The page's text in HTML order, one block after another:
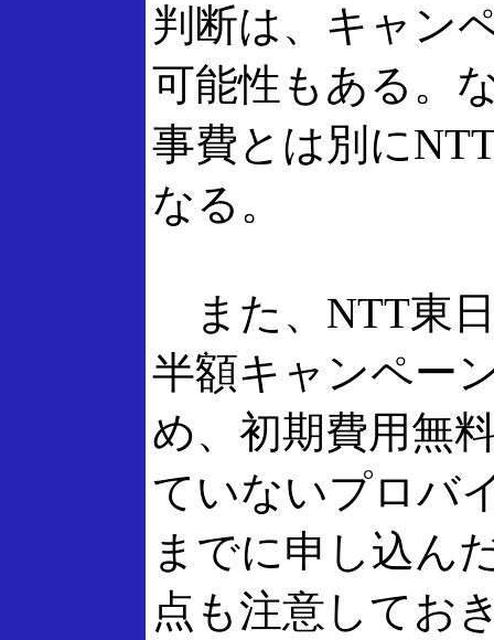
判断は、キャン
可能性もある。
事費とは別に
なる。
また、NTT東
半額キャンペー
め、初期費用無
ていないプロバ
までに申し込ん
点も注意してお